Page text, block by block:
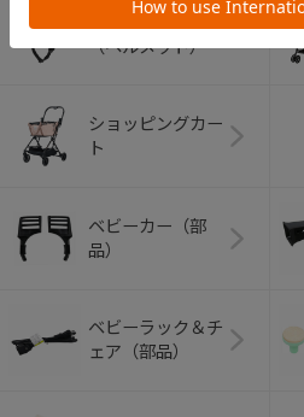
（ヘルメット）
ショッピングカー
ト
ベビーカー（部
品）
ベビーラック＆チ
ェア（部品）